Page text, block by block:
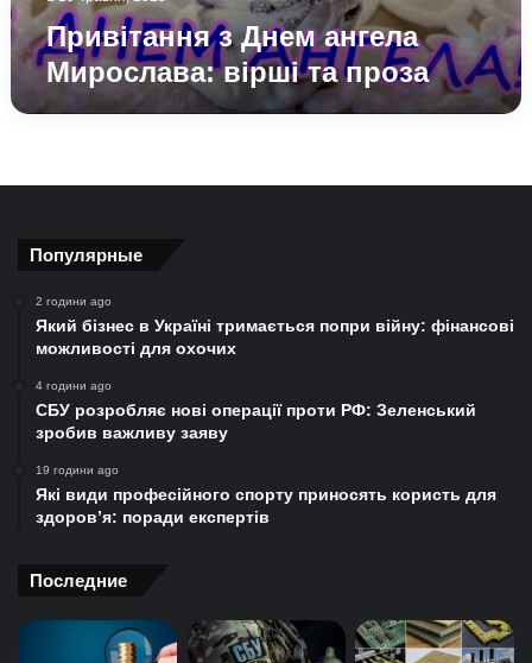
Привітання з Днем ангела
Мирослава: вірші та проза
Популярные
2 години ago
Який бізнес в Україні тримається попри війну: фінансові
можливості для охочих
4 години ago
СБУ розробляє нові операції проти РФ: Зеленський
зробив важливу заяву
19 години ago
Які види професійного спорту приносять користь для
здоров’я: поради експертів
Последние